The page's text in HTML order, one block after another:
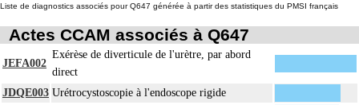
Liste de diagnostics associés pour Q647 générée à partir des statistiques du PMSI français
Actes CCAM associés à Q647
JEFA002
Exérèse de diverticule de l'urètre, par abord
direct
JDQE003 Urétrocystoscopie à l'endoscope rigide